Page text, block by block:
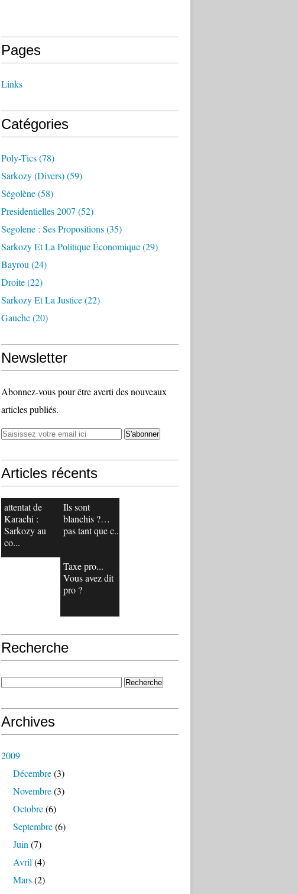
Pages
Links
Catégories
Poly-Tics(78)
Sarkozy (divers)(59)
Ségolène(58)
Presidentielles 2007 (52)
Segolene : Ses Propositions(35)
Sarkozy Et La Politique Économique(29)
Bayrou (24)
Droite(22)
Sarkozy Et La Justice(22)
Gauche(20)
Newsletter
Abonnez-vous pour être averti des nouveaux
articles publiés.
Articles récents
attentat de
Karachi :
Sarkozy au
co...
Ils sont
blanchis ?…
pas tant que c...
Taxe pro...
Vous avez dit
pro ?
Recherche
Archives
2009
Décembre(3)
Novembre(3)
Octobre(6)
Septembre(6)
Juin (7)
Avril (4)
Mars(2)